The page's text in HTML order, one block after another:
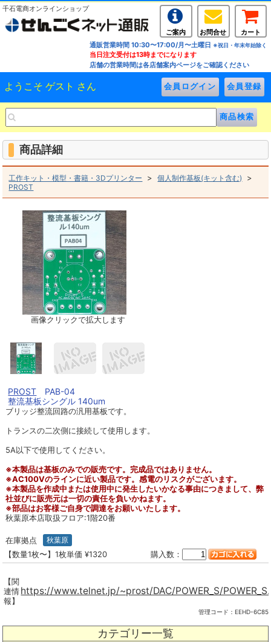
千石電商オンラインショップ
ご案内 お問合せ
カート
通販営業時間 10:30〜17:00/月〜土曜日 ※祝日・年末年始除く
当日注文受付は13時までになります
店舗の営業時間は各店舗案内ページをご確認ください
ようこそ ゲスト さん
カテゴリー一覧
商品詳細
工作キット・模型・書籍・3Dプリンター >個人制作基板(キット含む) >
PROST
画像クリックで拡大します
PROST PAB-04
整流基板シングル 140um
ブリッジ整流回路の汎用基板です。
トランスの二次側に接続して使用します。
5A以下で使用してください。
※本製品は基板のみでの販売です。完成品ではありません。
※AC100Vのラインに近い製品です。感電のリスクがございます。
※本製品を作成中または使用中に発生したいかなる事由につきまして、弊
社並びに販売元は一切の責任を負いかねます。
※部品はお客様ご自身で調達をお願いいたします。
秋葉原本店取扱フロア:1階20番
在庫拠点 秋葉原
【数量1枚〜】1枚単価 ¥1320 購入数：
【関
連情
報】
https://www.telnet.jp/~prost/DAC/POWER_S/
管理コード： EEHD-6C85